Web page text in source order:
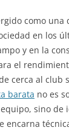
como una
en los
y en la
el
cerca al club
barata no es
sino de
encarna